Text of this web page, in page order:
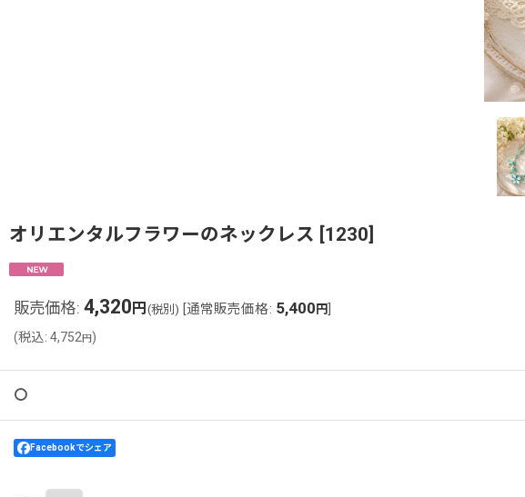
オリエンタルフラワーのネックレス 1230
販売価格: 4,320 円 (税別) 通常販売価格: 5,400 円
(税込: 4,752円 )
〇
Facebookでシェア